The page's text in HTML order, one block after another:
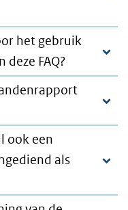
het gebruik
FAQ?
ook een
als